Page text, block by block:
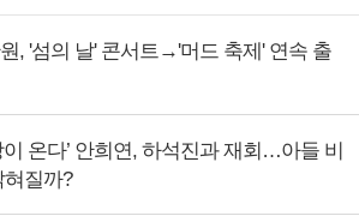
, '섬의 날' 콘서트→'머드 축제' 연속 출
이 온다’ 안희연, 하석진과 재회…아들 비
혀질까?